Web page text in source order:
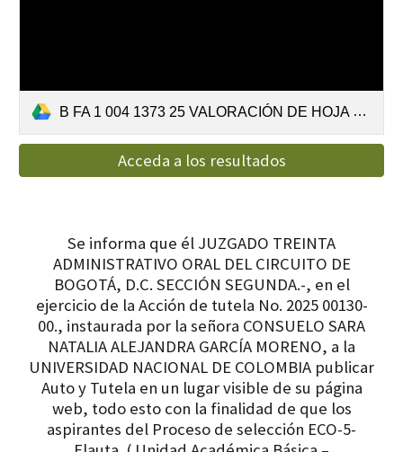
B FA 1 004 1373 25 VALORACIÓN DE HOJA DE VIDA.pdf
Acceda a los resultados
Se informa que él JUZGADO TREINTA
ADMINISTRATIVO ORAL DEL CIRCUITO DE
BOGOTÁ, D.C. SECCIÓN SEGUNDA.-, en el
ejercicio de la Acción de tutela No. 2025 00130-
00., instaurada por la señora CONSUELO SARA
NATALIA ALEJANDRA GARCÍA MORENO, a la
UNIVERSIDAD NACIONAL DE COLOMBIA publicar
Auto y Tutela en un lugar visible de su página
web, todo esto con la finalidad de que los
aspirantes del Proceso de selección ECO-5-